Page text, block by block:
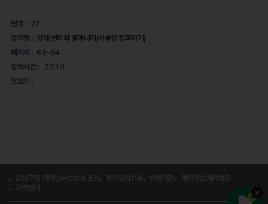
번호 : 27
강의명 : 상태 변화와 열에너지(서술형 정복하기)
페이지 : 63~64
강의시간 :
27:14
맛보기 :
강남구청 인터넷수능방송 소개 찾아오시는길 이용약관
개인정보처리방침
고객센터